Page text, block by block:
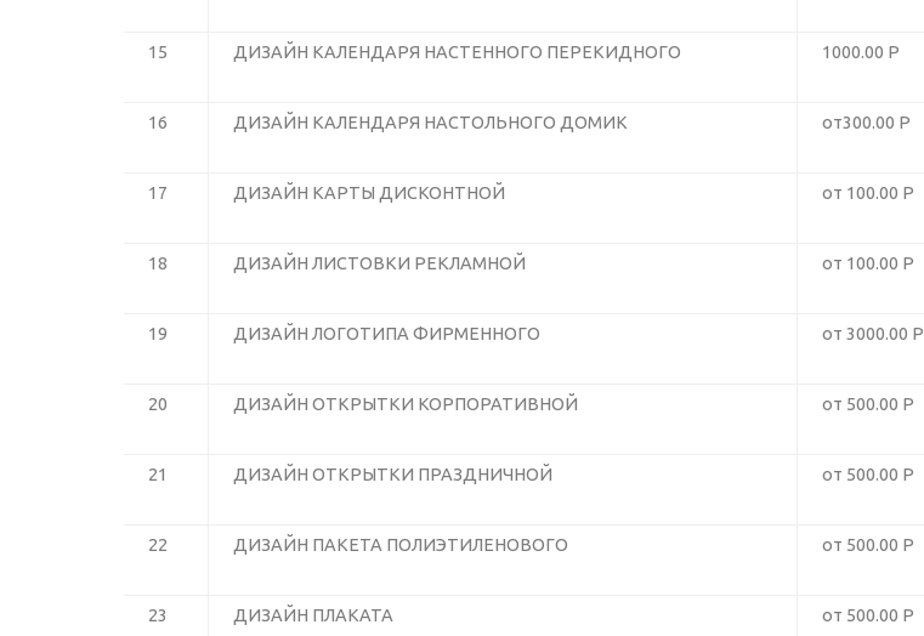
15 ДИЗАЙН КАЛЕНДАРЯ НАСТЕННОГО ПЕРЕКИДНОГО 1000.00 Р
16 ДИЗАЙН КАЛЕНДАРЯ НАСТОЛЬНОГО ДОМИК от300.00 Р
17 ДИЗАЙН КАРТЫ ДИСКОНТНОЙ от 100.00 Р
18 ДИЗАЙН ЛИСТОВКИ РЕКЛАМНОЙ от 100.00 Р
19 ДИЗАЙН ЛОГОТИПА ФИРМЕННОГО от 3000.00 Р
20 ДИЗАЙН ОТКРЫТКИ КОРПОРАТИВНОЙ от 500.00 Р
21 ДИЗАЙН ОТКРЫТКИ ПРАЗДНИЧНОЙ от 500.00 Р
22 ДИЗАЙН ПАКЕТА ПОЛИЭТИЛЕНОВОГО от 500.00 Р
23 ДИЗАЙН ПЛАКАТА от 500.00 Р